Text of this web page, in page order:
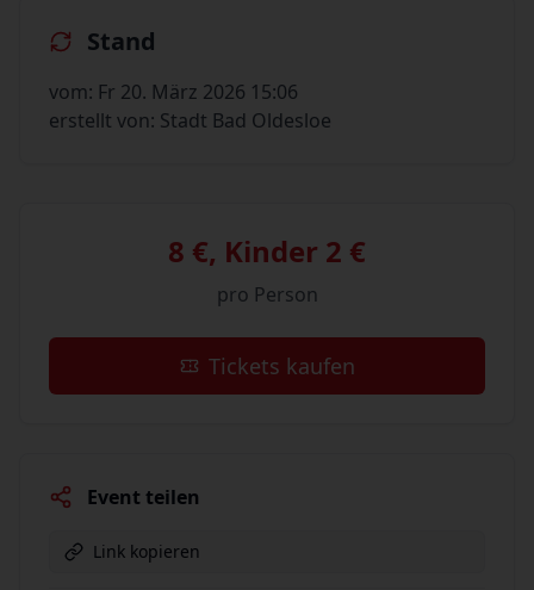
Stand
vom: Fr 20. März 2026 15:06
erstellt von: Stadt Bad Oldesloe
8 €, Kinder 2 €
pro Person
Tickets kaufen
Event teilen
Link kopieren